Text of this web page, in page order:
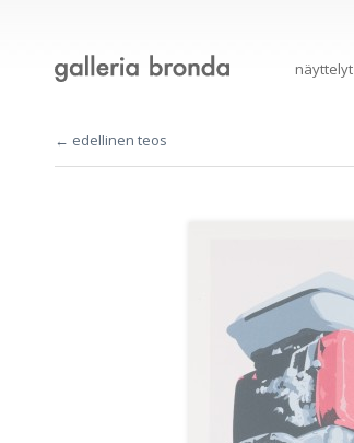
näyttelyt
← edellinen teos